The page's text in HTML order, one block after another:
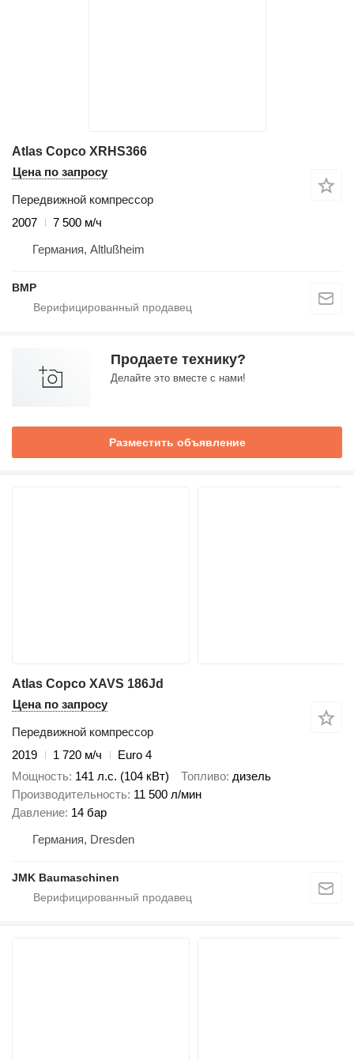
Atlas Copco XRHS366
Цена по запросу
Передвижной компрессор
2007
7 500 м/ч
Германия, Altlußheim
BMP
Продаете технику?
Делайте это вместе с нами!
Разместить объявление
Atlas Copco XAVS 186Jd
Цена по запросу
Передвижной компрессор
2019
1 720 м/ч
Euro 4
Мощность 141 л.с. (104 кВт) Топливо дизель
Производительность 11 500 л/мин
Давление 14 бар
Германия, Dresden
JMK Baumaschinen